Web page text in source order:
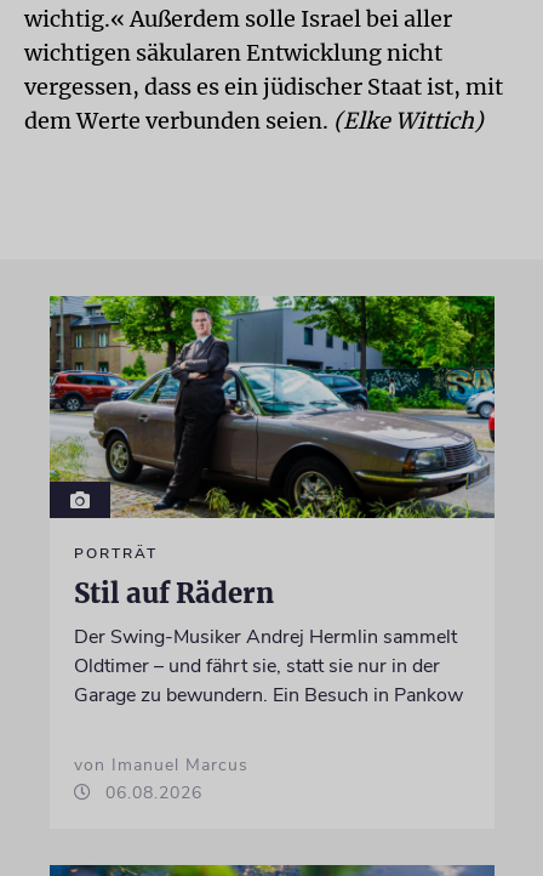
wichtig.« Außerdem solle Israel bei aller
wichtigen säkularen Entwicklung nicht
vergessen, dass es ein jüdischer Staat ist, mit
dem Werte verbunden seien. (Elke Wittich)
PORTRÄT
Stil auf Rädern
Der Swing-Musiker Andrej Hermlin sammelt
Oldtimer – und fährt sie, statt sie nur in der
Garage zu bewundern. Ein Besuch in Pankow
von Imanuel Marcus
06.08.2026